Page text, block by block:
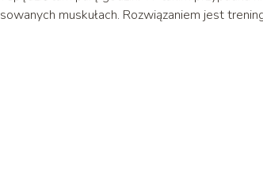
muskułach. Rozwiązaniem jest